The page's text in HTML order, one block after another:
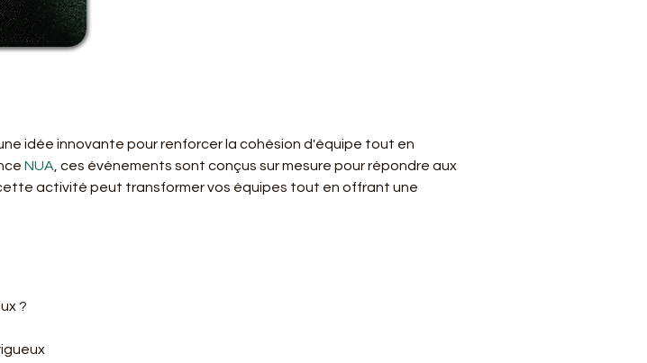
idée innovante pour renforcer la cohésion d'équipe tout en
NUA , ces événements sont conçus sur mesure pour répondre aux
activité peut transformer vos équipes tout en offrant une
?